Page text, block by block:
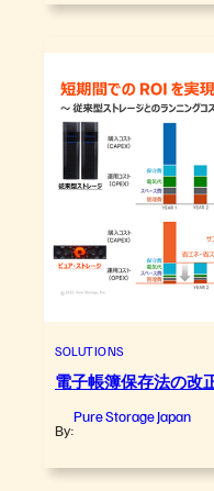
SOLUTIONS
電子帳簿保存法の改
By:
Pure Storage Japan